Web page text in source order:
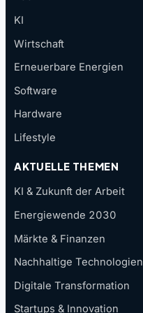
KI
Wirtschaft
Erneuerbare Energien
Software
Hardware
Lifestyle
AKTUELLE THEMEN
KI & Zukunft der Arbeit
Energiewende 2030
Märkte & Finanzen
Nachhaltige Technologien
Digitale Transformation
Startups & Innovation